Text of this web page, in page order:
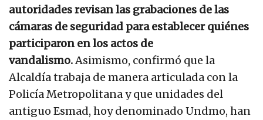
autoridades revisan las grabaciones de las
cámaras de seguridad para establecer quiénes
participaron en los actos de
vandalismo.Asimismo, confirmó que la
Alcaldía trabaja de manera articulada con la
Policía Metropolitana y que unidades del
antiguo Esmad, hoy denominado Undmo, han